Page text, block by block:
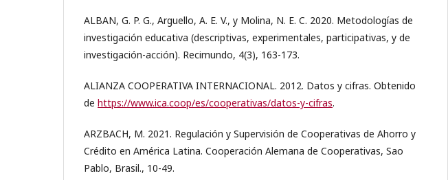
ALBAN, G. P. G., Arguello, A. E. V., y Molina, N. E. C. 2020. Metodologías de
investigación educativa (descriptivas, experimentales, participativas, y de
investigación-acción). Recimundo, 4(3), 163-173.
ALIANZA COOPERATIVA INTERNACIONAL. 2012. Datos y cifras. Obtenido
de https://www.ica.coop/es/cooperativas/datos-y-cifras.
ARZBACH, M. 2021. Regulación y Supervisión de Cooperativas de Ahorro y
Crédito en América Latina. Cooperación Alemana de Cooperativas, Sao
Pablo, Brasil., 10-49.